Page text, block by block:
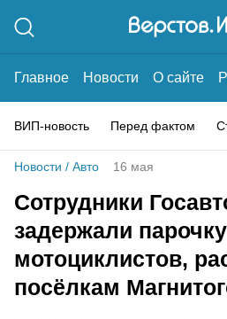
Главное Новости О сайте
ВИП-новость Перед фактом
Новости / Авто 16 мая
Сотрудники
задержали парочку
мотоциклистов,
посёлкам